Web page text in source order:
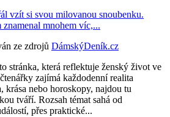
vzít si svou milovanou snoubenku.
mnohem víc,...
ze zdrojů DámskýDeník.cz
stránka, která reflektuje ženský život ve
zajímá každodenní realita
krása nebo horoskopy, najdou tu
tváří. Rozsah témat sahá od
přes praktické...